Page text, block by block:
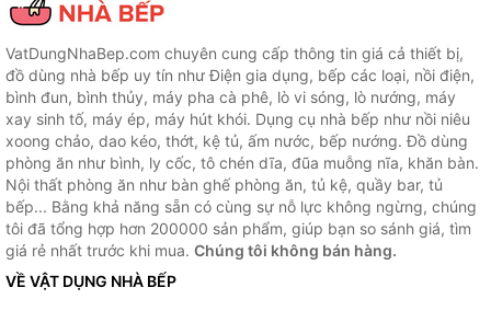
VatDungNhaBep.com chuyên cung cấp thông tin giá cả thiết bị,
đồ dùng nhà bếp uy tín như Điện gia dụng, bếp các loại, nồi điện,
bình đun, bình thủy, máy pha cà phê, lò vi sóng, lò nướng, máy
xay sinh tố, máy ép, máy hút khói. Dụng cụ nhà bếp như nồi niêu
xoong chảo, dao kéo, thớt, kệ tủ, ấm nước, bếp nướng. Đồ dùng
phòng ăn như bình, ly cốc, tô chén dĩa, đũa muỗng nĩa, khăn bàn.
Nội thất phòng ăn như bàn ghế phòng ăn, tủ kệ, quầy bar, tủ
bếp... Bằng khả năng sẵn có cùng sự nỗ lực không ngừng, chúng
tôi đã tổng hợp hơn 200000 sản phẩm, giúp bạn so sánh giá, tìm
giá rẻ nhất trước khi mua. Chúng tôi không bán hàng.
VỀ VẬT DỤNG NHÀ BẾP